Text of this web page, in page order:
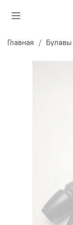
Главная Булавы